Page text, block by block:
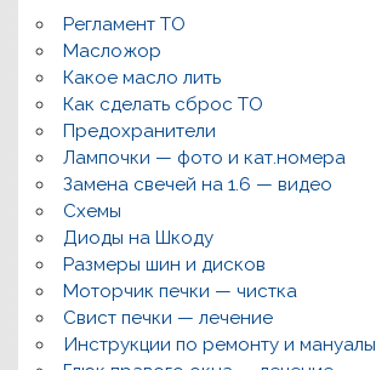
к
и
,
р
е
м
о
н
т
,
в
о
р
о
ы
,
Регламент ТО
Масложор
Какое масло лить
Как сделать сброс ТО
Предохранители
Лампочки — фото и кат.номера
Замена свечей на 1.6 — видео
Схемы
Диоды на Шкоду
Размеры шин и дисков
Моторчик печки — чистка
Свист печки — лечение
Инструкции по ремонту и мануалы